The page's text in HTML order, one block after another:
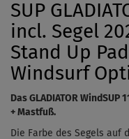
SUP
incl. Segel
Stand Up
Windsurf
Das GLADIATOR WindSUP
+ Mastfuß.
Die Farbe des Segels auf